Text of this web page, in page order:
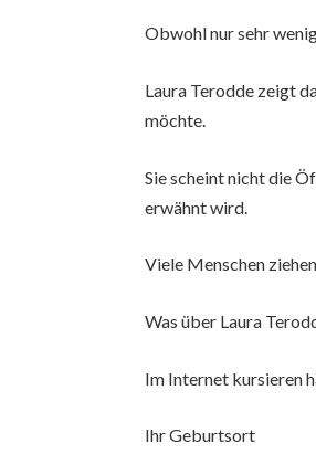
Obwohl nur sehr
Laura Terodde zeigt
möchte.
Sie scheint nicht die
erwähnt wird.
Viele Menschen
Was über Laura
Im Internet kursieren
Ihr Geburtsort